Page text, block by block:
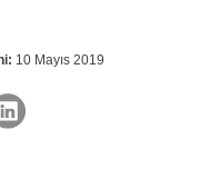
10 Mayıs 2019